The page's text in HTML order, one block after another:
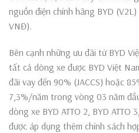
nguồn điện chính hãng BYD
VNĐ).
Bên cạnh những ưu đãi từ BYD
tất cả dòng xe được BYD Việt
đãi vay đến 90% (JACCS) hoặc
7,3%/năm trong vòng 03 năm
dòng xe BYD ATTO 2, BYD ATTO
được áp dụng thêm chính sách